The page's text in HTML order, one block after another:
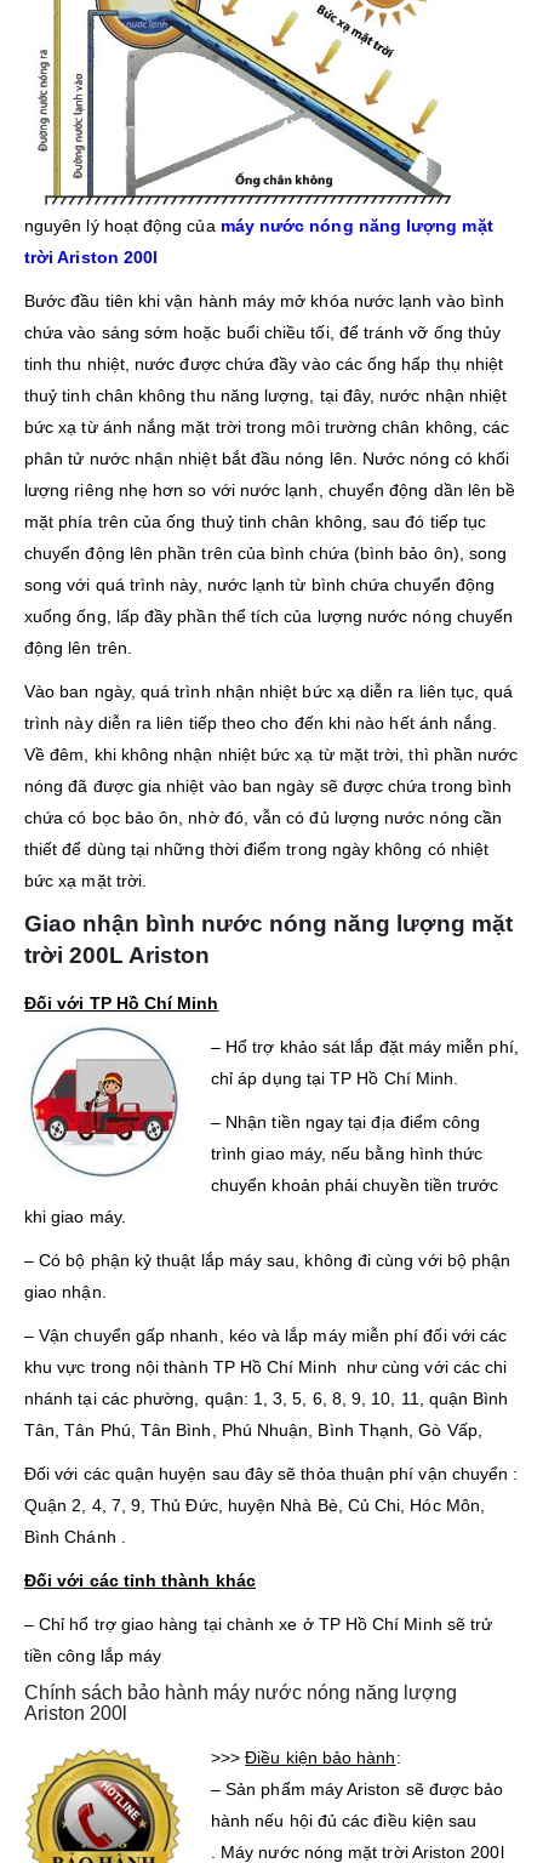
nguyên lý hoạt động của máy nước nóng năng lượng mặt
trời Ariston 200l
Bước đầu tiên khi vận hành máy mở khóa nước lạnh vào bình
chứa vào sáng sớm hoặc buổi chiều tối, để tránh vỡ ống thủy
tinh thu nhiệt, nước được chứa đầy vào các ống hấp thụ nhiệt
thuỷ tinh chân không thu năng lượng, tại đây, nước nhận nhiệt
bức xạ từ ánh nắng mặt trời trong môi trường chân không, các
phân tử nước nhận nhiệt bắt đầu nóng lên. Nước nóng có khối
lượng riêng nhẹ hơn so với nước lạnh, chuyển động dần lên bề
mặt phía trên của ống thuỷ tinh chân không, sau đó tiếp tục
chuyển động lên phần trên của bình chứa (bình bảo ôn), song
song với quá trình này, nước lạnh từ bình chứa chuyển động
xuống ống, lấp đầy phần thể tích của lượng nước nóng chuyển
động lên trên.
Vào ban ngày, quá trình nhận nhiệt bức xạ diễn ra liên tục, quá
trình này diễn ra liên tiếp theo cho đến khi nào hết ánh nắng.
Về đêm, khi không nhận nhiệt bức xạ từ mặt trời, thì phần nước
nóng đã được gia nhiệt vào ban ngày sẽ được chứa trong bình
chứa có bọc bảo ôn, nhờ đó, vẫn có đủ lượng nước nóng cần
thiết để dùng tại những thời điểm trong ngày không có nhiệt
bức xạ mặt trời.
Giao nhận bình nước nóng năng lượng mặt
trời 200L Ariston
Đối với TP Hồ Chí Minh
– Hổ trợ khảo sát lắp đặt máy miễn phí,
chỉ áp dụng tại TP Hồ Chí Minh.
– Nhận tiền ngay tại địa điểm công
trình giao máy, nếu bằng hình thức
chuyển khoản phải chuyền tiền trước
khi giao máy.
– Có bộ phận kỷ thuật lắp máy sau, không đi cùng với bộ phận
giao nhận.
– Vận chuyển gấp nhanh, kéo và lắp máy miễn phí đối với các
khu vực trong nội thành TP Hồ Chí Minh như cùng với các chi
nhánh tại các phường, quận: 1, 3, 5, 6, 8, 9, 10, 11, quận Bình
Tân, Tân Phú, Tân Bình, Phú Nhuận, Bình Thạnh, Gò Vấp,
Đối với các quận huyện sau đây sẽ thỏa thuận phí vận chuyển :
Quận 2, 4, 7, 9, Thủ Đức, huyện Nhà Bè, Củ Chi, Hóc Môn,
Bình Chánh .
Đối với các tỉnh thành khác
– Chỉ hổ trợ giao hàng tại chành xe ở TP Hồ Chí Minh sẽ trử
tiền công lắp máy
Chính sách bảo hành máy nước nóng năng lượng
Ariston 200l
>>>Điều kiện bảo hành:
– Sản phẩm máy Ariston sẽ được bảo
hành nếu hội đủ các điều kiện sau
. Máy nước nóng mặt trời Ariston 200l